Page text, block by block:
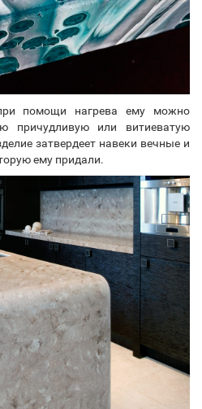
помощи нагрева ему можно
причудливую или витиеватую
затвердеет навеки вечные и
ему придали.